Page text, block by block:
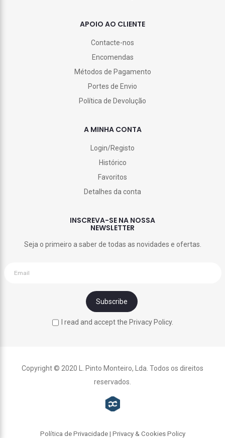
APOIO AO CLIENTE
Contacte-nos
Encomendas
Métodos de Pagamento
Portes de Envio
Política de Devolução
A MINHA CONTA
Login/Registo
Histórico
Favoritos
Detalhes da conta
INSCREVA-SE NA NOSSA
NEWSLETTER
Seja o primeiro a saber de todas as novidades e ofertas.
I read and accept the Privacy Policy.
Copyright © 2020 L. Pinto Monteiro, Lda. Todos os direitos
reservados.
Política de Privacidade | Privacy & Cookies Policy